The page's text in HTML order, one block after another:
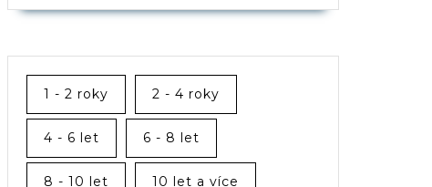
1 - 2 roky 2 - 4 roky
4 - 6 let 6 - 8 let
8 - 10 let 10 let a více